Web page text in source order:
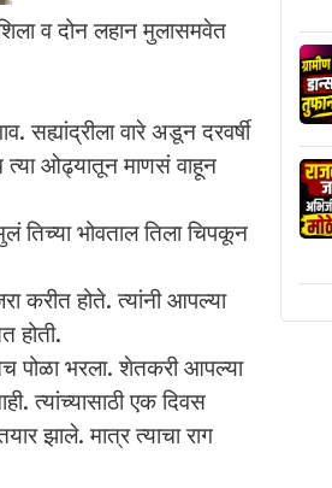
शिला व दोन लहान मुलासमवेत
वारे अडून दरवर्षी
त्या ओढ्यातून माणसं वाहून
भोवताल तिला चिपकून
करीत होते. त्यांनी आपल्या
होती.
पोळा भरला. शेतकरी आपल्या
त्यांच्यासाठी एक दिवस
झाले. मात्र त्याचा राग